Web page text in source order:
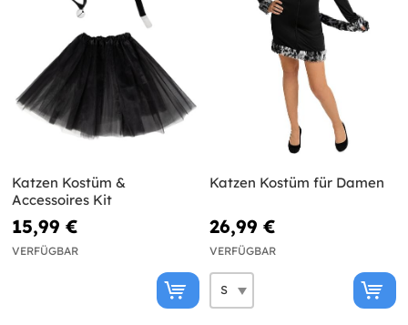
Katzen Kostüm &
Accessoires Kit
15,99 €
VERFÜGBAR
Katzen Kostüm für Damen
26,99 €
VERFÜGBAR